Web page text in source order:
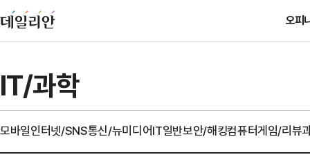
오피
IT/과학
모바일인터넷/SNS통신/뉴미디어IT일반보안/해킹컴퓨터게임/리뷰